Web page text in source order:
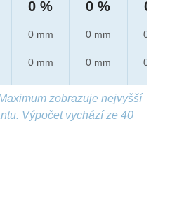
0 %
0 mm
0 mm
0 %
0 mm
0 mm
0 %
0 mm
0 mm
zobrazuje nejvyšší
Výpočet vychází ze 40